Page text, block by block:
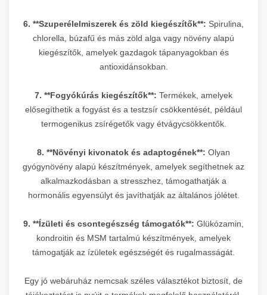
6. **Szuperélelmiszerek és zöld kiegészítők**: Spirulina,
chlorella, búzafű és más zöld alga vagy növény alapú
kiegészítők, amelyek gazdagok tápanyagokban és
antioxidánsokban.
7. **Fogyókúrás kiegészítők**: Termékek, amelyek
elősegíthetik a fogyást és a testzsír csökkentését, például
termogenikus zsírégetők vagy étvágycsökkentők.
8. **Növényi kivonatok és adaptogének**: Olyan
gyógynövény alapú készítmények, amelyek segíthetnek az
alkalmazkodásban a stresszhez, támogathatják a
hormonális egyensúlyt és javíthatják az általános jólétet.
9. **Ízületi és csontegészség támogatók**: Glükózamin,
kondroitin és MSM tartalmú készítmények, amelyek
támogatják az ízületek egészségét és rugalmasságát.
Egy jó webáruház nemcsak széles választékot biztosít, de